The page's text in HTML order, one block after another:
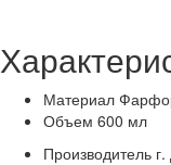
Материал
Объем 600 мл
Производитель